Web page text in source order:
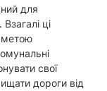
для
ці
метою
свої
дороги від